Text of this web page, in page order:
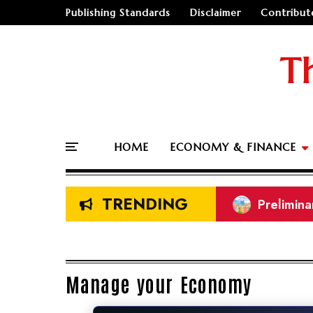
Publishing Standards Disclaimer
HOME ECONOMY & FINANCE
TRENDING NEB
Land
Manage your Economy
🏛️